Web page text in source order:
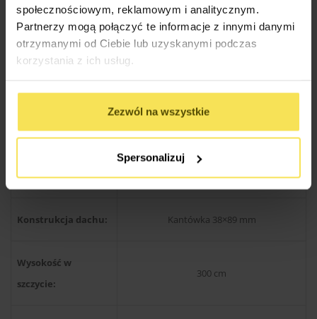
społecznościowym, reklamowym i analitycznym.
Partnerzy mogą połączyć te informacje z innymi danymi
otrzymanymi od Ciebie lub uzyskanymi podczas
korzystania z ich usług.
Zezwól na wszystkie
Spersonalizuj
i funkcjonalna nawet w mniejszych przestrzeniach
ogrodowych.
Specyfikacja Techniczna Altan
Drewno produkcji skandynawskiej
świerkowe / sosnowe
Konstrukcja dachu: Kantówka 38×89 mm
Wysokość w
szczycie:
300 cm